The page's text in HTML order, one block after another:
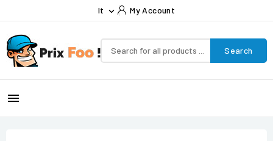
It  My Account
Search
